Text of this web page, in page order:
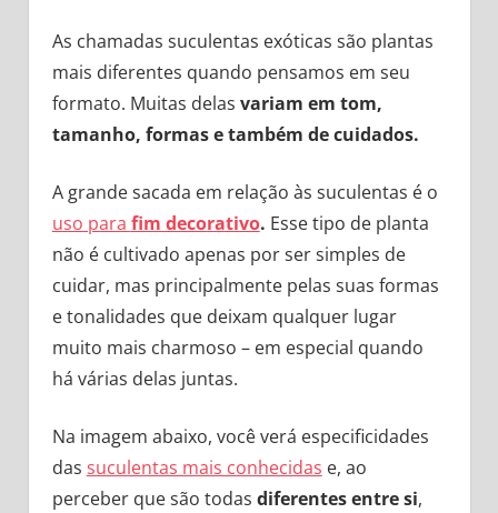
As chamadas suculentas exóticas são plantas
mais diferentes quando pensamos em seu
formato. Muitas delas variam em tom,
tamanho, formas e também de cuidados.
A grande sacada em relação às suculentas é o
uso para fim decorativo. Esse tipo de planta
não é cultivado apenas por ser simples de
cuidar, mas principalmente pelas suas formas
e tonalidades que deixam qualquer lugar
muito mais charmoso – em especial quando
há várias delas juntas.
Na imagem abaixo, você verá especificidades
das suculentas mais conhecidas e, ao
perceber que são todas diferentes entre si,